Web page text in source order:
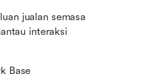
jualan semasa
interaksi
Base